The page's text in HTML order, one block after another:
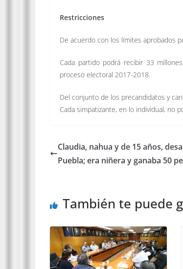
Restricciones
De acuerdo con los límites aprobados
Cada partido podrá recibir 33
proceso electoral 2017-2018.
Del conjunto de los precandidatos y
Cada simpatizante, en lo individual, no
Claudia, nahua y de 15 años,
Puebla; era niñera y ganaba 50
También te puede